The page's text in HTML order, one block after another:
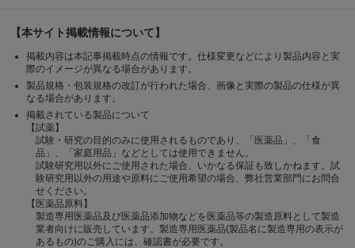
【本サイト掲載情報について】
掲載内容は本記事掲載時点の情報です。仕様変更などにより製品内容と実
際のイメージが異なる場合があります。
製品規格・包装規格の改訂が行われた場合、画像と実際の製品の仕様が異
なる場合があります。
掲載されている製品について
【試薬】
試験・研究の目的のみに使用されるものであり、「医薬品」、「食
品」、「家庭用品」などとしては使用できません。
試験研究用以外にご使用された場合、いかなる保証も致しかねます。試
験研究用以外の用途や原料にご使用希望の場合、弊社営業部門にお問合
せください。
【医薬品原料】
製造専用医薬品及び医薬品添加物などを医薬品等の製造原料として製造
業者向けに販売しています。製造専用医薬品(製品名に製造専用の表示が
あるもの)のご購入には、確認書が必要です。